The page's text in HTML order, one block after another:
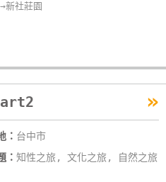
新社莊園
»
： 台中市
： 知性之旅, 文化之旅, 自然之旅